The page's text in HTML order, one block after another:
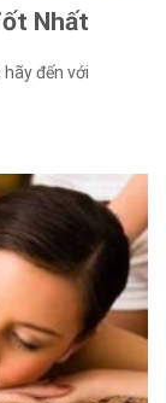
Nhất
đến với